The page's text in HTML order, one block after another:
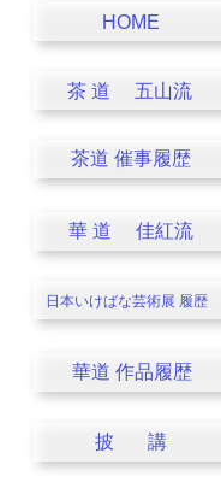
披 講
茶道 催事履歴
HOME
華 道 佳紅流
茶 道 五山流
日本いけばな芸術展 履歴
華道 作品履歴